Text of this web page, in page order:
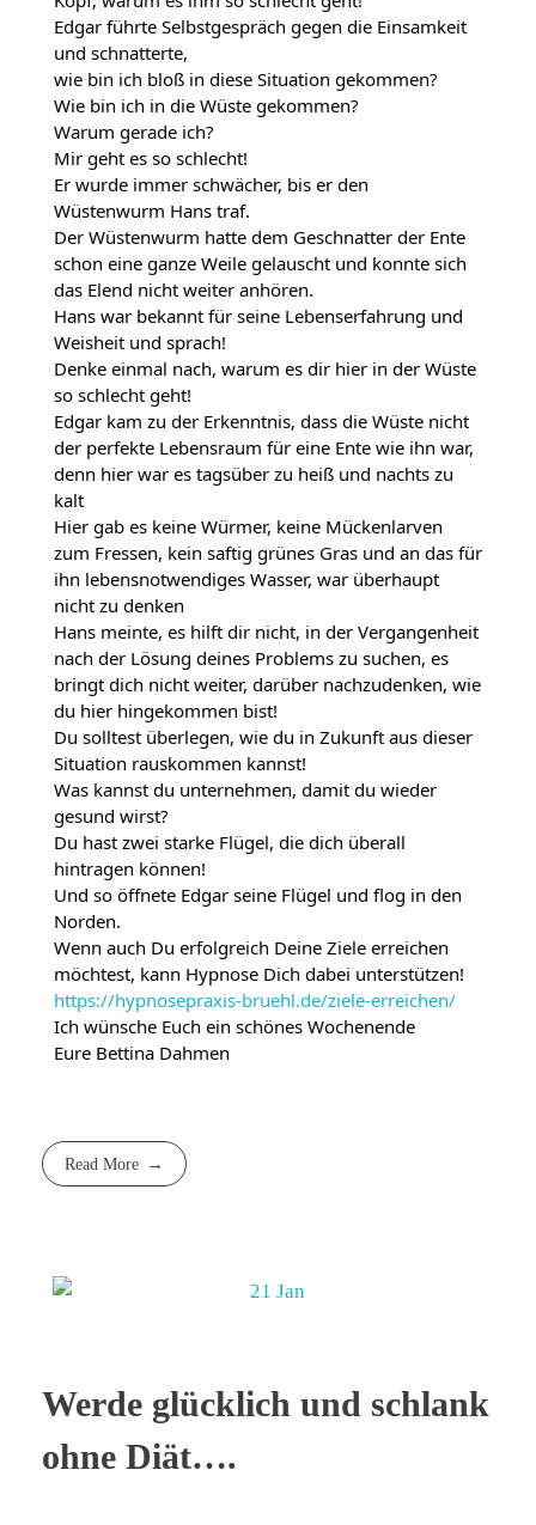
Edgar führte Selbstgespräch gegen die Einsamkeit
und schnatterte,
wie bin ich bloß in diese Situation gekommen?
Wie bin ich in die Wüste gekommen?
Warum gerade ich?
Mir geht es so schlecht!
Er wurde immer schwächer, bis er den
Wüstenwurm Hans traf.
Der Wüstenwurm hatte dem Geschnatter der Ente
schon eine ganze Weile gelauscht und konnte sich
das Elend nicht weiter anhören.
Hans war bekannt für seine Lebenserfahrung und
Weisheit und sprach!
Denke einmal nach, warum es dir hier in der Wüste
so schlecht geht!
Edgar kam zu der Erkenntnis, dass die Wüste nicht
der perfekte Lebensraum für eine Ente wie ihn war,
denn hier war es tagsüber zu heiß und nachts zu
kalt
Hier gab es keine Würmer, keine Mückenlarven
zum Fressen, kein saftig grünes Gras und an das für
ihn lebensnotwendiges Wasser, war überhaupt
nicht zu denken
Hans meinte, es hilft dir nicht, in der Vergangenheit
nach der Lösung deines Problems zu suchen, es
bringt dich nicht weiter, darüber nachzudenken, wie
du hier hingekommen bist!
Du solltest überlegen, wie du in Zukunft aus dieser
Situation rauskommen kannst!
Was kannst du unternehmen, damit du wieder
gesund wirst?
Du hast zwei starke Flügel, die dich überall
hintragen können!
Und so öffnete Edgar seine Flügel und flog in den
Norden.
Wenn auch Du erfolgreich Deine Ziele erreichen
möchtest, kann Hypnose Dich dabei unterstützen!
https://hypnosepraxis-bruehl.de/ziele-erreichen/
Ich wünsche Euch ein schönes Wochenende
Eure Bettina Dahmen
Read More
Werde glücklich und schlank
ohne Diät….